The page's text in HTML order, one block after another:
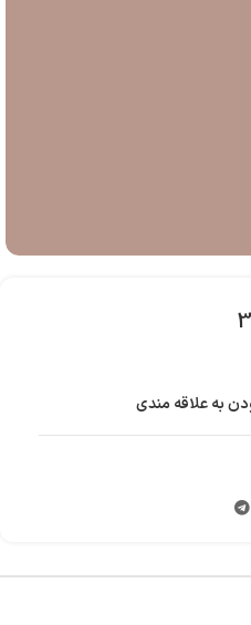
به علاقه مندی